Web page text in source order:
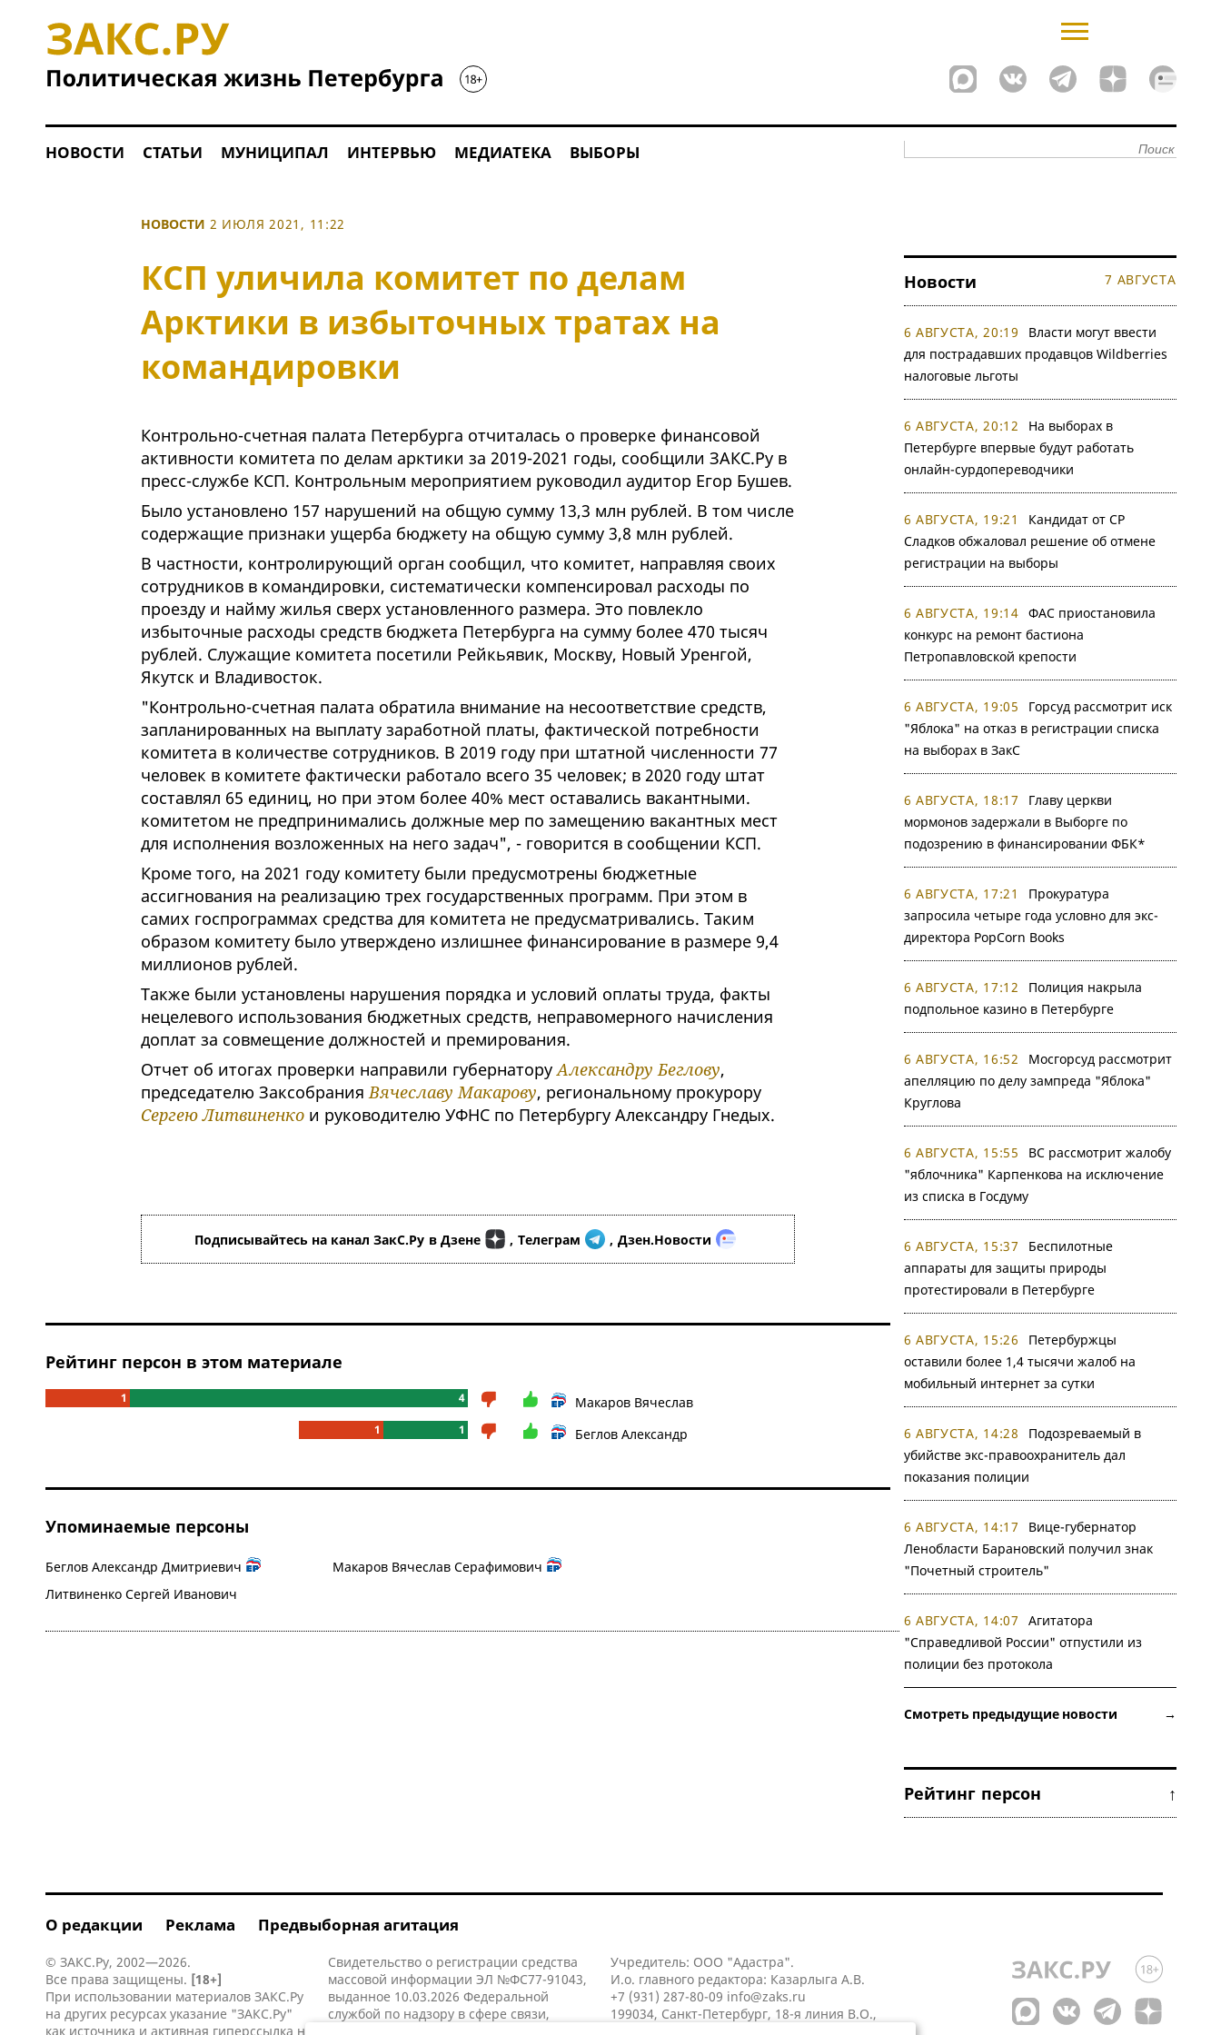
НОВОСТИ СТАТЬИ МУНИЦИПАЛ ИНТЕРВЬЮ МЕДИАТЕКА ВЫБОРЫ
НОВОСТИ 2 ИЮЛЯ 2021, 11:22
КСП уличила комитет по делам
Арктики в избыточных тратах на
командировки
Контрольно-счетная палата Петербурга отчиталась о проверке финансовой
активности комитета по делам арктики за 2019-2021 годы, сообщили ЗАКС.Ру в
пресс-службе КСП. Контрольным мероприятием руководил аудитор Егор Бушев.
Было установлено 157 нарушений на общую сумму 13,3 млн рублей. В том числе
содержащие признаки ущерба бюджету на общую сумму 3,8 млн рублей.
В частности, контролирующий орган сообщил, что комитет, направляя своих
сотрудников в командировки, систематически компенсировал расходы по
проезду и найму жилья сверх установленного размера. Это повлекло
избыточные расходы средств бюджета Петербурга на сумму более 470 тысяч
рублей. Служащие комитета посетили Рейкьявик, Москву, Новый Уренгой,
Якутск и Владивосток.
"Контрольно-счетная палата обратила внимание на несоответствие средств,
запланированных на выплату заработной платы, фактической потребности
комитета в количестве сотрудников. В 2019 году при штатной численности 77
человек в комитете фактически работало всего 35 человек; в 2020 году штат
составлял 65 единиц, но при этом более 40% мест оставались вакантными.
комитетом не предпринимались должные мер по замещению вакантных мест
для исполнения возложенных на него задач", - говорится в сообщении КСП.
Кроме того, на 2021 году комитету были предусмотрены бюджетные
ассигнования на реализацию трех государственных программ. При этом в
самих госпрограммах средства для комитета не предусматривались. Таким
образом комитету было утверждено излишнее финансирование в размере 9,4
миллионов рублей.
Также были установлены нарушения порядка и условий оплаты труда, факты
нецелевого использования бюджетных средств, неправомерного начисления
доплат за совмещение должностей и премирования.
Отчет об итогах проверки направили губернаторуАлександру Беглову,
председателю ЗаксобранияВячеславу Макарову, региональному прокурору
Сергею Литвиненкои руководителю УФНС по Петербургу Александру Гнедых.
Подписывайтесь на канал ЗакС.Ру в Дзене , Телеграм , Дзен.Новости
Рейтинг персон в этом материале
1 4 Макаров Вячеслав
1 1 Беглов Александр
Упоминаемые персоны
Беглов Александр Дмитриевич
Литвиненко Сергей Иванович
Макаров Вячеслав Серафимович
Новости 7 АВГУСТА
6 АВГУСТА, 20:19
Власти могут ввести
для пострадавших продавцов Wildberries
налоговые льготы
6 АВГУСТА, 20:12
На выборах в
Петербурге впервые будут работать
онлайн-сурдопереводчики
6 АВГУСТА, 19:21
Кандидат от СР
Сладков обжаловал решение об отмене
регистрации на выборы
6 АВГУСТА, 19:14 ФАС приостановила
конкурс на ремонт бастиона
Петропавловской крепости
6 АВГУСТА, 19:05
Горсуд рассмотрит иск
"Яблока" на отказ в регистрации списка
на выборах в ЗакС
6 АВГУСТА, 18:17
Главу церкви
мормонов задержали в Выборге по
подозрению в финансировании ФБК*
6 АВГУСТА, 17:21
Прокуратура
запросила четыре года условно для экс-
директора PopCorn Books
6 АВГУСТА, 17:12
Полиция накрыла
подпольное казино в Петербурге
6 АВГУСТА, 16:52
Мосгорсуд рассмотрит
апелляцию по делу зампреда "Яблока"
Круглова
6 АВГУСТА, 15:55
ВС рассмотрит жалобу
"яблочника" Карпенкова на исключение
из списка в Госдуму
6 АВГУСТА, 15:37
Беспилотные
аппараты для защиты природы
протестировали в Петербурге
6 АВГУСТА, 15:26
Петербуржцы
оставили более 1,4 тысячи жалоб на
мобильный интернет за сутки
6 АВГУСТА, 14:28
Подозреваемый в
убийстве экс-правоохранитель дал
показания полиции
6 АВГУСТА, 14:17
Вице-губернатор
Ленобласти Барановский получил знак
"Почетный строитель"
6 АВГУСТА, 14:07
Агитатора
"Справедливой России" отпустили из
полиции без протокола
Смотреть предыдущие новости →
Рейтинг персон ↑
О редакции Реклама Предвыборная агитация
© ЗАКС.Ру, 2002—2026.
Все права защищены. [18+]
При использовании материалов ЗАКС.Ру
на других ресурсах указание "ЗАКС.Ру"
как источника и активная гиперссылка на
Свидетельство о регистрации средства
массовой информации ЭЛ №ФС77-91043,
выданное 10.03.2026 Федеральной
службой по надзору в сфере связи,
Учредитель: ООО "Адастра".
И.о. главного редактора: Казарлыга А.В.
+7 (931) 287-80-09 info@zaks.ru
199034, Санкт-Петербург, 18-я линия В.О.,